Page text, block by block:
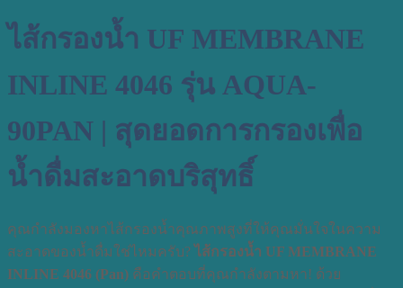
ไส้กรองน้ำ UF MEMBRANE
INLINE 4046 รุ่น AQUA-
90PAN | สุดยอดการกรองเพื่อ
น้ำดื่มสะอาดบริสุทธิ์
คุณกำลังมองหาไส้กรองน้ำคุณภาพสูงที่ให้คุณมั่นใจในความ
สะอาดของน้ำดื่มใช่ไหมครับ? ไส้กรองน้ำ UF MEMBRANE
INLINE 4046 (Pan) คือคำตอบที่คุณกำลังตามหา! ด้วย